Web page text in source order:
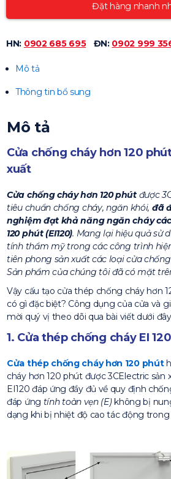
Đặt hàng nhanh
HN: 0902 685 695 ĐN: 0902 999
Mô tả
Thông tin bổ sung
Mô tả
Cửa chống cháy hơn 120
xuất
Cửa chống cháy hơn 120 phútđược
tiêu chuẩn chống cháy, ngăn khói, đã
nghiệm đạt khả năng ngăn cháy
120 phút (EI120). Mang lại hiệu quả sử
tính thẩm mỹ trong các công trình
tiên phong sản xuất các loại cửa
Sản phẩm của chúng tôi đã có mặt
Vậy cấu tạo cửa thép chống cháy hơn
có gì đặc biệt? Công dụng của cửa và
mời quý vị theo dõi qua bài viết dưới
1. Cửa thép chống cháy EI
Cửa thép chống cháy hơn 120 phút
cháy hơn 120 phút được 3CElectric sản
EI120 đáp ứng đầy đủ về quy định
đáp ứng tính toàn vẹn (E)không bị
dạng khi bị nhiệt độ cao tác động trong